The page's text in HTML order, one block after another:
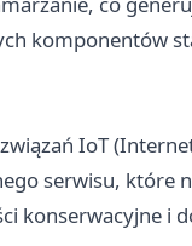
komponentów
IoT
serwisu, które
konserwacyjne i